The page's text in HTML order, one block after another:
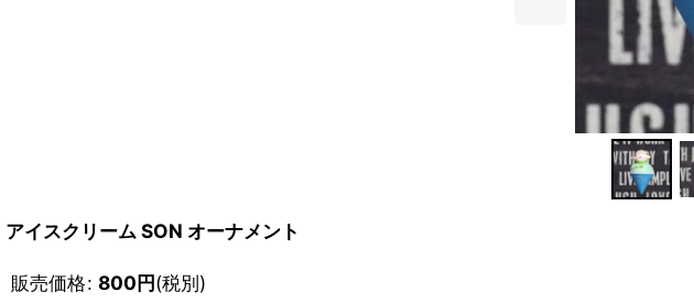
アイスクリーム SON オーナメント
販売価格: 800円(税別)